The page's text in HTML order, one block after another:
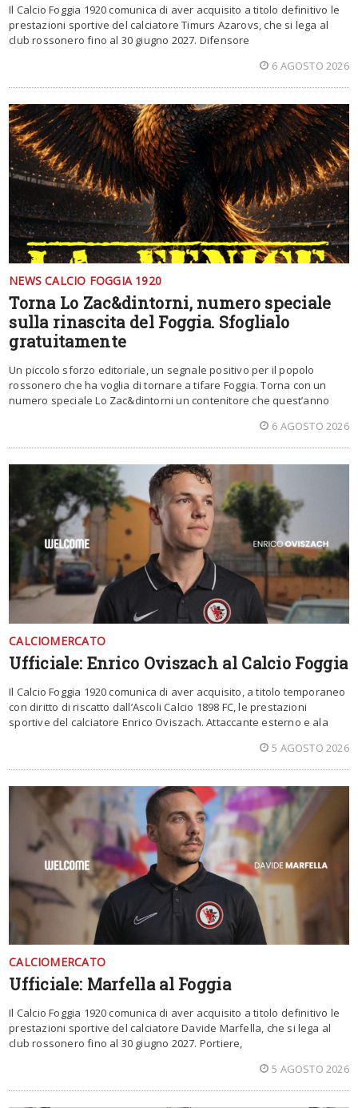
Il Calcio Foggia 1920 comunica di aver acquisito a titolo definitivo le
prestazioni sportive del calciatore Timurs Azarovs, che si lega al
club rossonero fino al 30 giugno 2027. Difensore
6 AGOSTO 2026
NEWS CALCIO FOGGIA 1920
Torna Lo Zac&dintorni, numero speciale
sulla rinascita del Foggia. Sfoglialo
gratuitamente
Un piccolo sforzo editoriale, un segnale positivo per il popolo
rossonero che ha voglia di tornare a tifare Foggia. Torna con un
numero speciale Lo Zac&dintorni un contenitore che quest’anno
6 AGOSTO 2026
CALCIOMERCATO
Ufficiale: Enrico Oviszach al Calcio Foggia
Il Calcio Foggia 1920 comunica di aver acquisito, a titolo temporaneo
con diritto di riscatto dall’Ascoli Calcio 1898 FC, le prestazioni
sportive del calciatore Enrico Oviszach. Attaccante esterno e ala
5 AGOSTO 2026
CALCIOMERCATO
Ufficiale: Marfella al Foggia
Il Calcio Foggia 1920 comunica di aver acquisito a titolo definitivo le
prestazioni sportive del calciatore Davide Marfella, che si lega al
club rossonero fino al 30 giugno 2027. Portiere,
5 AGOSTO 2026